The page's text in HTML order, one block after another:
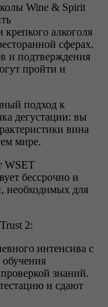
Wine & Spirit
алкоголя
сферах.
и подтверждения
пройти и
подход к
дегустации: вы
вина
мире.
WSET
бессрочно и
необходимых для
2:
интенсива с
знаний.
и сдают